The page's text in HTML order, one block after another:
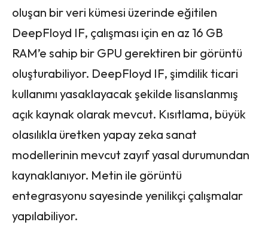
oluşan bir veri kümesi üzerinde eğitilen
DeepFloyd IF, çalışması için en az 16 GB
RAM’e sahip bir GPU gerektiren bir görüntü
oluşturabiliyor. DeepFloyd IF, şimdilik ticari
kullanımı yasaklayacak şekilde lisanslanmış
açık kaynak olarak mevcut. Kısıtlama, büyük
olasılıkla üretken yapay zeka sanat
modellerinin mevcut zayıf yasal durumundan
kaynaklanıyor. Metin ile görüntü
entegrasyonu sayesinde yenilikçi çalışmalar
yapılabiliyor.